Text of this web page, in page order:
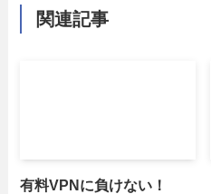
関連記事
有料VPNに負けない！